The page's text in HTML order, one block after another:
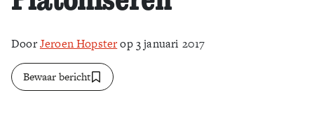
DoorJeroen Hopsterop 3 januari 2017
Bewaar bericht